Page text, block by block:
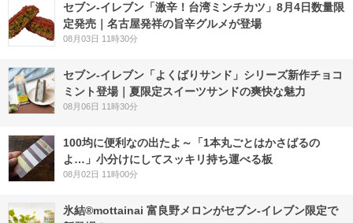
セブン-イレブン「激辛！台湾ミンチカツ」8月4日数量限
定発売｜名古屋発祥の旨辛グルメが登場
08月03日 11時30分
セブン‐イレブン「よくばりサンド」シリーズ新作チョコ
ミント登場｜夏限定スイーツサンドの爽快な魅力
08月06日 11時30分
100均に便利なの出たよ～「1本丸ごとはかさばるの
よ…」小分けにしてスッキリ持ち運べる板
08月02日 11時00分
氷結®mottainai 富良野メロンがセブン‐イレブン限定で